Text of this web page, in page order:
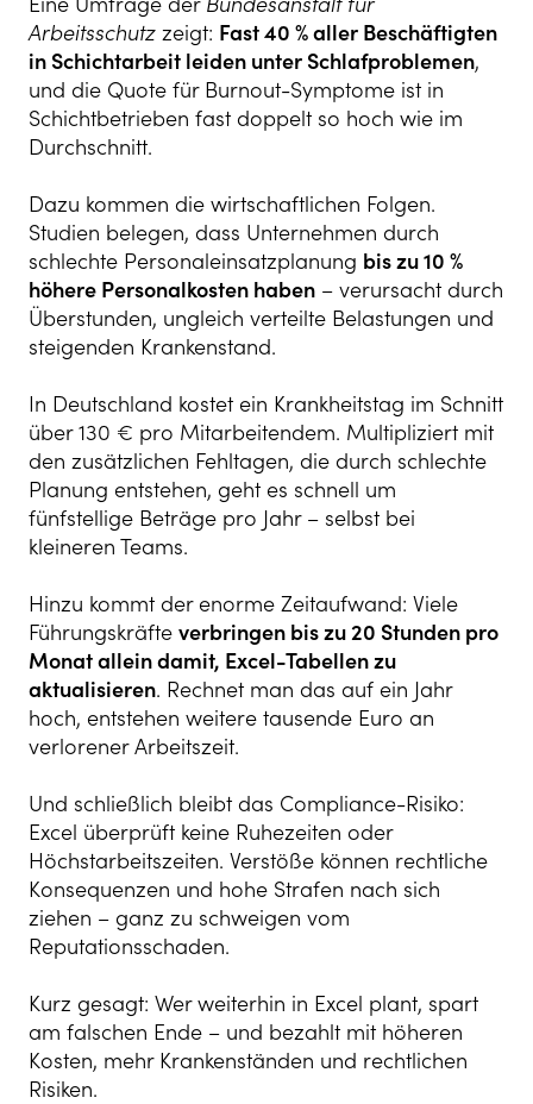
Arbeitsschutz zeigt: Fast 40 % aller Beschäftigten
in Schichtarbeit leiden unter Schlafproblemen,
und die Quote für Burnout-Symptome ist in
Schichtbetrieben fast doppelt so hoch wie im
Durchschnitt.
Dazu kommen die wirtschaftlichen Folgen.
Studien belegen, dass Unternehmen durch
schlechte Personaleinsatzplanung bis zu 10 %
höhere Personalkosten haben – verursacht durch
Überstunden, ungleich verteilte Belastungen und
steigenden Krankenstand.
In Deutschland kostet ein Krankheitstag im Schnitt
über 130 € pro Mitarbeitendem. Multipliziert mit
den zusätzlichen Fehltagen, die durch schlechte
Planung entstehen, geht es schnell um
fünfstellige Beträge pro Jahr – selbst bei
kleineren Teams.
Hinzu kommt der enorme Zeitaufwand: Viele
Führungskräfte verbringen bis zu 20 Stunden pro
Monat allein damit, Excel-Tabellen zu
aktualisieren. Rechnet man das auf ein Jahr
hoch, entstehen weitere tausende Euro an
verlorener Arbeitszeit.
Und schließlich bleibt das Compliance-Risiko:
Excel überprüft keine Ruhezeiten oder
Höchstarbeitszeiten. Verstöße können rechtliche
Konsequenzen und hohe Strafen nach sich
ziehen – ganz zu schweigen vom
Reputationsschaden.
Kurz gesagt: Wer weiterhin in Excel plant, spart
am falschen Ende – und bezahlt mit höheren
Kosten, mehr Krankenständen und rechtlichen
Risiken.